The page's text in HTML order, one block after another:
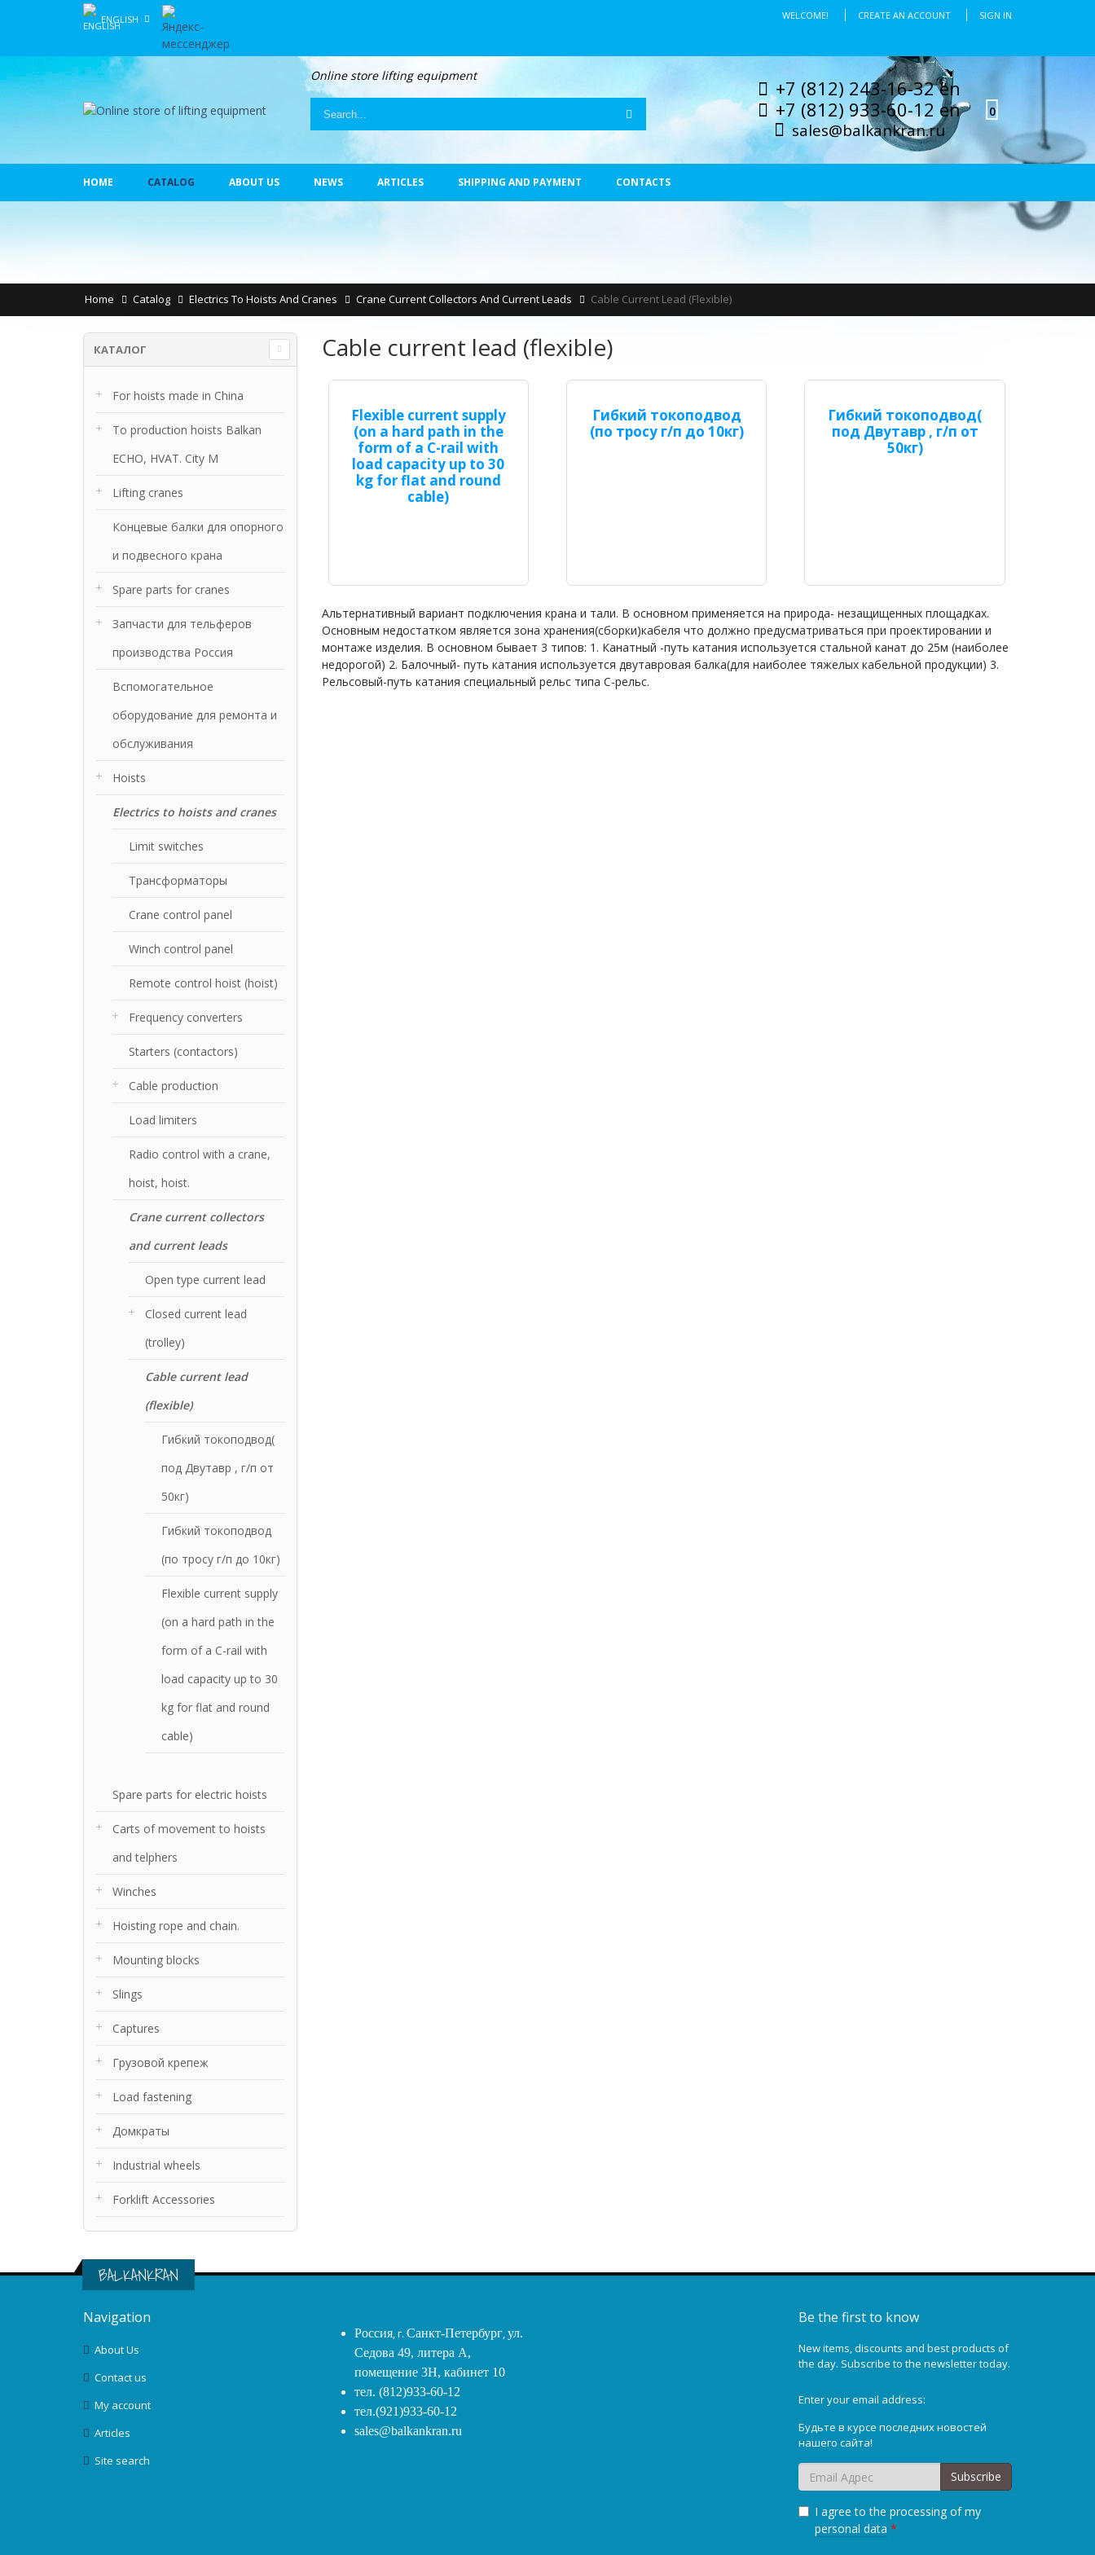
ENGLISH CREATE AN ACCOUNT SIGN IN
WELCOME!
+7 (812) 243-16-32 en
+7 (812) 933-60-12 en
sales@balkankran.ru
0
Online store lifting equipment
HOME CATALOG ABOUT US NEWS ARTICLES SHIPPING AND PAYMENT CONTACTS
Home Catalog Electrics To Hoists And Cranes Crane Current Collectors And Current Leads Cable Current Lead (flexible)
КАТАЛОГ
For hoists made in China
To production hoists Balkan
ECHO, HVAT. City M
Lifting cranes
Концевые балки для опорного
и подвесного крана
Spare parts for cranes
Запчасти для тельферов
производства Россия
Вспомогательное
оборудование для ремонта и
обслуживания
Hoists
Electrics to hoists and cranes
Limit switches
Трансформаторы
Crane control panel
Winch control panel
Remote control hoist (hoist)
Frequency converters
Starters (contactors)
Cable production
Load limiters
Radio control with a crane,
hoist, hoist.
Crane current collectors
and current leads
Open type current lead
Closed current lead
(trolley)
Cable current lead
(flexible)
Гибкий токоподвод(
под Двутавр , г/п от
50кг)
Гибкий токоподвод
(по тросу г/п до 10кг)
Flexible current supply
(on a hard path in the
form of a C-rail with
load capacity up to 30
kg for flat and round
cable)
Spare parts for electric hoists
Carts of movement to hoists
and telphers
Winches
Hoisting rope and chain.
Mounting blocks
Slings
Captures
Грузовой крепеж
Load fastening
Домкраты
Industrial wheels
Forklift Accessories
Cable current lead (flexible)
Flexible current supply
(on a hard path in the
form of a C-rail with
load capacity up to 30
kg for flat and round
cable)
Гибкий токоподвод
(по тросу г/п до 10кг)
Гибкий токоподвод(
под Двутавр , г/п от
50кг)
Альтернативный вариант подключения крана и тали. В основном применяется на природа- незащищенных площадках.
Основным недостатком является зона хранения(сборки)кабеля что должно предусматриваться при проектировании и
монтаже изделия. В основном бывает 3 типов: 1. Канатный -путь катания используется стальной канат до 25м (наиболее
недорогой) 2. Балочный- путь катания используется двутавровая балка(для наиболее тяжелых кабельной продукции) 3.
Рельсовый-путь катания специальный рельс типа С-рельс.
BALKANKRAN
Navigation
About Us
Contact us
My account
Articles
Site search
Россия, г. Санкт-Петербург,ул.
Седова 49, литера А,
помещение 3Н, кабинет 10
тел. (812)933-60-12
тел.(921)933-60-12
sales@balkankran.ru
Be the first to know
New items, discounts and best products of
the day. Subscribe to the newsletter today.
Enter your email address:
Будьте в курсе последних новостей
нашего сайта!
I agree to the processing of my
personal data *
Subscribe